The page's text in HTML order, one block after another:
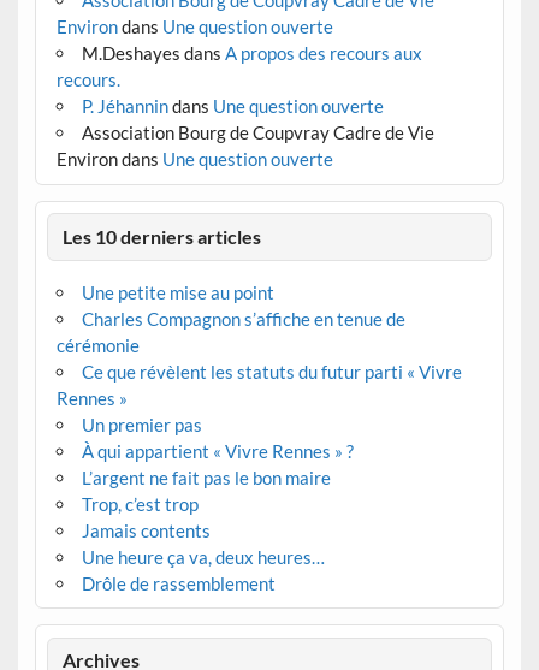
Environdans Une question ouverte
M.Deshayes dans A propos des recours aux
recours.
P. Jéhannindans Une question ouverte
Association Bourg de Coupvray Cadre de Vie
Environdans Une question ouverte
Les 10 derniers articles
Une petite mise au point
Charles Compagnon s’affiche en tenue de
cérémonie
Ce que révèlent les statuts du futur parti « Vivre
Rennes »
Un premier pas
À qui appartient « Vivre Rennes » ?
L’argent ne fait pas le bon maire
Trop, c’est trop
Jamais contents
Une heure ça va, deux heures…
Drôle de rassemblement
Archives